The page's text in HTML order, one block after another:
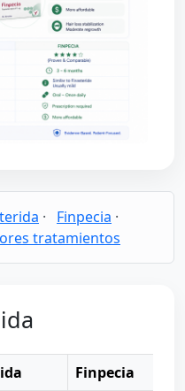
· Finpecia ·
tratamientos
Finpecia